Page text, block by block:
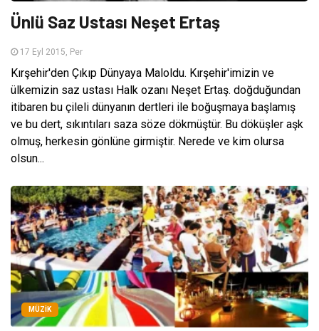
Ünlü Saz Ustası Neşet Ertaş
17 Eyl 2015, Per
Kırşehir'den Çıkıp Dünyaya Maloldu. Kırşehir'imizin ve
ülkemizin saz ustası Halk ozanı Neşet Ertaş. doğduğundan
itibaren bu çileli dünyanın dertleri ile boğuşmaya başlamış
ve bu dert, sıkıntıları saza söze dökmüştür. Bu döküşler aşk
olmuş, herkesin gönlüne girmiştir. Nerede ve kim olursa
olsun...
MÜZIK